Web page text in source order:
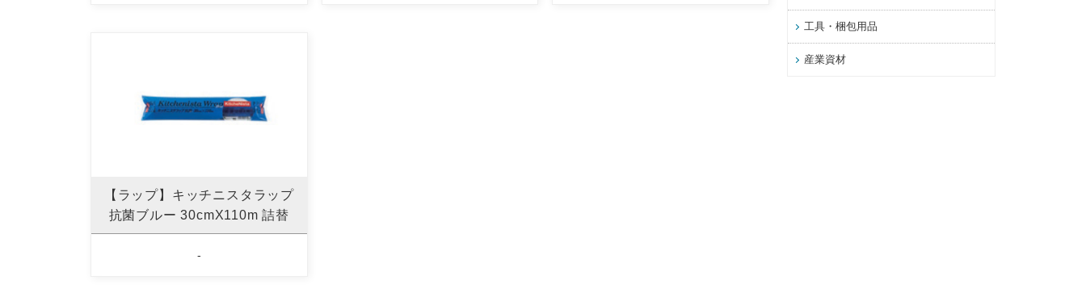
【ラップ】キッチニスタラップ
抗菌ブルー 30cmX110m 詰替
-
工具・梱包用品
産業資材